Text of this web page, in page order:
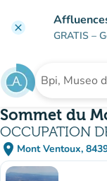
clear
GRATIS –
Buscar un
Sommet du
OCCUPATION
place Mont Ventoux,
subsitio